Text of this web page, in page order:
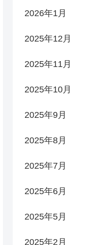
2026年1月
2025年12月
2025年11月
2025年10月
2025年9月
2025年8月
2025年7月
2025年6月
2025年5月
2025年2月